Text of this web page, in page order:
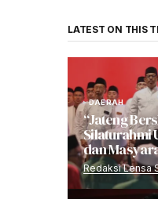
LATEST ON THIS
DAERAH
“Jateng
Silaturahmi
dan
Redaksi Lensa